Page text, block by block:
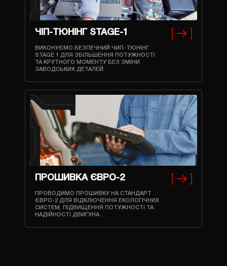
ЧІП-ТЮНІНГ STAGE-1
ВИКОНУЄМО БЕЗПЕЧНИЙ ЧИП-ТЮНІНГ
STAGE 1 ДЛЯ ЗБІЛЬШЕННЯ ПОТУЖНОСТІ
ТА КРУТНОГО МОМЕНТУ БЕЗ ЗМІНИ
ЗАВОДСЬКИХ ДЕТАЛЕЙ.
ПРОШИВКА ЄВРО-2
ПРОВОДИМО ПРОШИВКУ НА СТАНДАРТ
ЄВРО-2 ДЛЯ ВІДКЛЮЧЕННЯ ЕКОЛОГІЧНИХ
СИСТЕМ, ПІДВИЩЕННЯ ПОТУЖНОСТІ ТА
НАДІЙНОСТІ ДВИГУНА.